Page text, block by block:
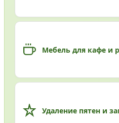
Мебель для кафе и
Удаление пятен и